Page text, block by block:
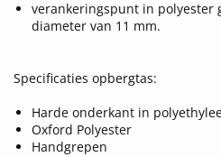
verankeringspunt in polyester
diameter van 11 mm.
Specificaties opbergtas:
Harde onderkant in
Oxford Polyester
Handgrepen